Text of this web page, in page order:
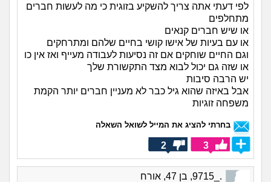
לפי דעתי אתה צריך להשקיע בזוגית כי מה לעשות חברים
מתחלפים
או שיש חברים קנאים
או עם בעיות של אישו קושי בחיים שלהם ומתרחקים
וגם החיים שוחקים אם זה נסיעות לעבודה מעייף ואז אין כו
או שזה גם יכול לבוא מצד התקשורת שלך
יש הרבה סיבות
אבל באיזה שהוא גיל כבר לא מעניין חברים יותר הקמת
משפחה זוגיות
בחרתי להציג את המייל לשואל השאלה
3
2
._9715, בן 47, אורח